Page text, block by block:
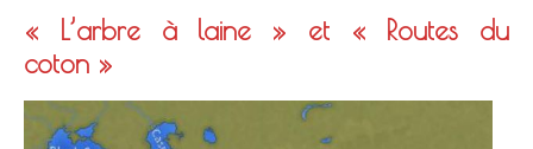
« L’arbre à laine » et « Routes du
coton »